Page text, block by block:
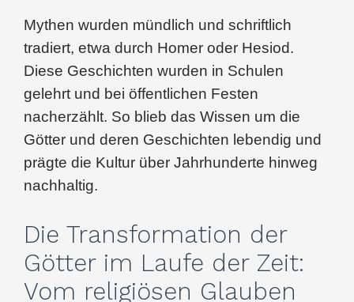
Mythen wurden mündlich und schriftlich
tradiert, etwa durch Homer oder Hesiod.
Diese Geschichten wurden in Schulen
gelehrt und bei öffentlichen Festen
nacherzählt. So blieb das Wissen um die
Götter und deren Geschichten lebendig und
prägte die Kultur über Jahrhunderte hinweg
nachhaltig.
Die Transformation der
Götter im Laufe der Zeit:
Vom religiösen Glauben